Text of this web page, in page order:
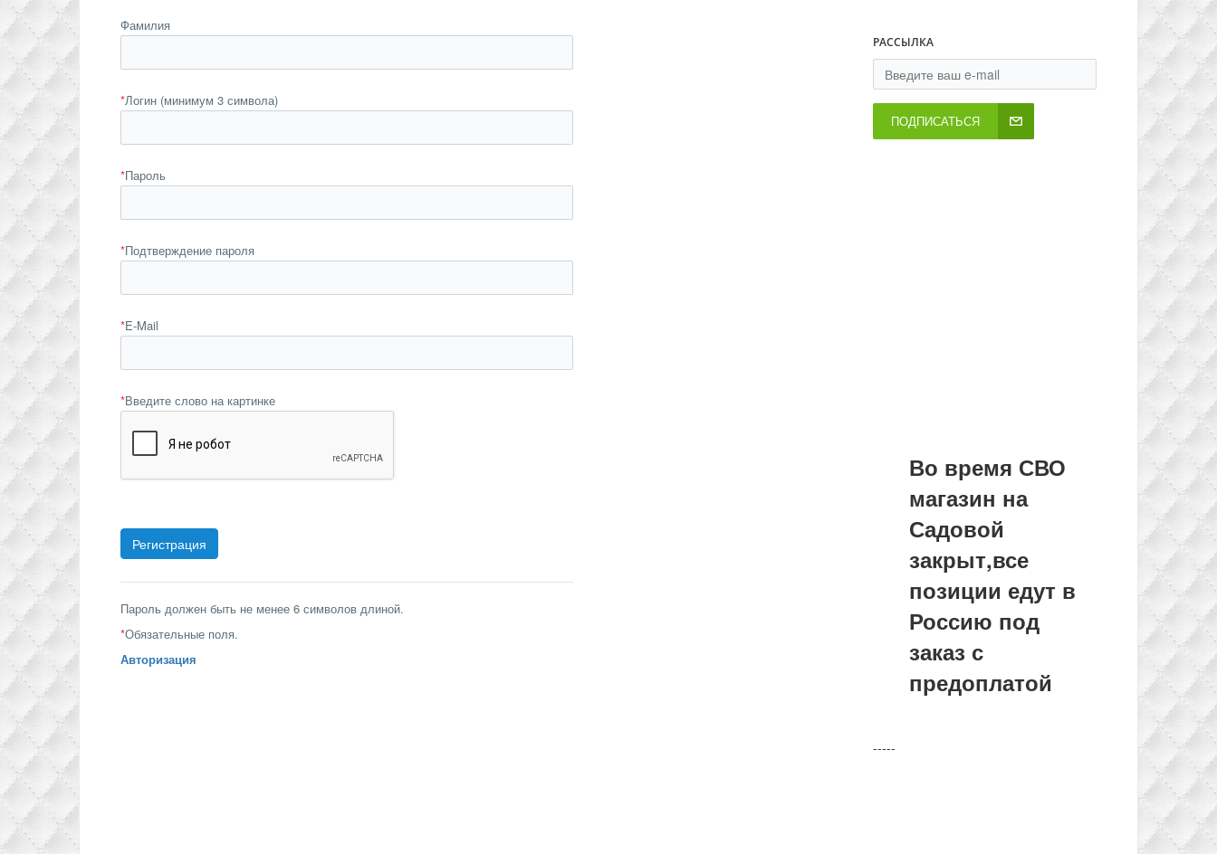
Фамилия
*Логин (минимум 3 символа)
*Пароль
*Подтверждение пароля
*E-Mail
*Введите слово на картинке
Пароль должен быть не менее 6 символов длиной.
*Обязательные поля.
Авторизация
РАССЫЛКА
ПОДПИСАТЬСЯ
Во время СВО
магазин на
Садовой
закрыт,все
позиции едут в
Россию под
заказ с
предоплатой
-----